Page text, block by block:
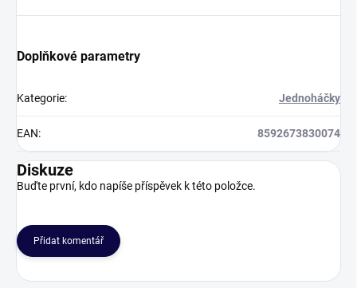
Doplňkové parametry
Kategorie: Jednoháčky
EAN: 8592673830074
Diskuze
Buďte první, kdo napíše příspěvek k této položce.
Přidat komentář